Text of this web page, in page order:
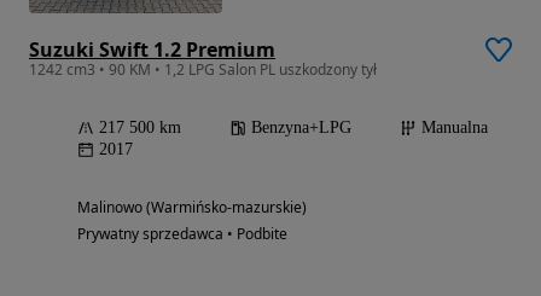
Suzuki Swift 1.2 Premium
1242 cm3 • 90 KM • 1,2 LPG Salon PL uszkodzony tył
217 500 km Benzyna+LPG
Manualna
2017
Malinowo (Warmińsko-mazurskie)
Prywatny sprzedawca • Podbite